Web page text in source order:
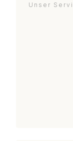
Unser